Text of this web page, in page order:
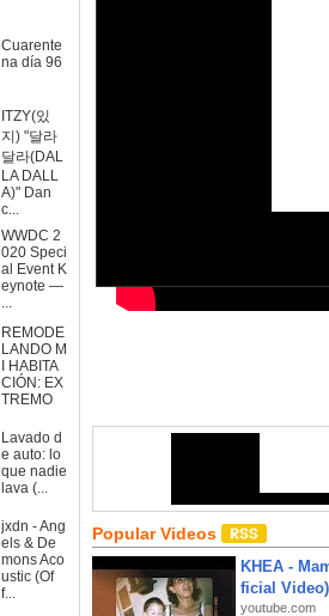
Cuarente
na día 96
ITZY(있
지) "달라
달라(DAL
LA DALL
A)" Dan
c...
WWDC 2
020 Speci
al Event K
eynote —
...
REMODE
LANDO M
I HABITA
CIÓN: EX
TREMO
Lavado d
e auto: lo
que nadie
lava (...
jxdn - Ang
els & De
mons Aco
ustic (Of
f...
Popular Videos
KHEA -
ficial
youtube.com